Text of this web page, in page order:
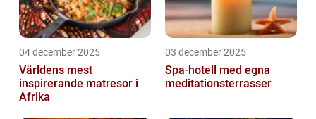
04 december 2025
Världens mest
inspirerande matresor i
Afrika
03 december 2025
Spa-hotell med egna
meditationsterrasser